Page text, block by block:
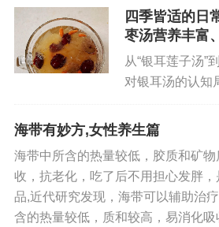
饭等
26.各种饮料类都要尽量少喝，
27.盐分高的食物要少吃，如薯
等
28.睡前坚持泡脚，促进红色循环
血量少、腹痛、
吃对了，不仅可
四季皆适的日
枣汤营养丰富
从“银耳莲子汤”
对银耳汤的认
汤”，似乎银耳
样具备出色口
海带有妙方,女性养生篇
海带中所含的热量较低，胶质和矿
收，抗老化，吃了后不用担心发胖
品,近代研究发现，海带可以辅助治
含的热量较低，质和较高，易消化